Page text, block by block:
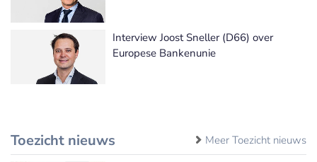
Interview Joost Sneller (D66) over
Europese Bankenunie
Toezicht nieuws Meer Toezicht nieuws